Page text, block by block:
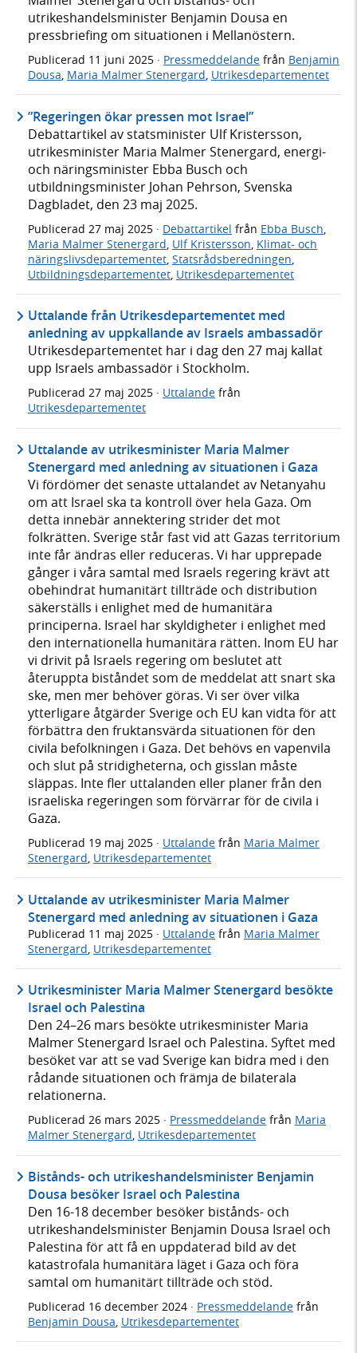
utrikeshandelsminister Benjamin Dousa en
pressbriefing om situationen i Mellanöstern.
Publicerad 11 juni 2025 · Pressmeddelande från Benjamin
Dousa, Maria Malmer Stenergard, Utrikesdepartementet
”Regeringen ökar pressen mot Israel”
Debattartikel av statsminister Ulf Kristersson,
utrikesminister Maria Malmer Stenergard, energi-
och näringsminister Ebba Busch och
utbildningsminister Johan Pehrson, Svenska
Dagbladet, den 23 maj 2025.
Publicerad 27 maj 2025 · Debattartikel från Ebba Busch
Maria Malmer Stenergard Ulf Kristersson Klimat- och
näringslivsdepartementet Statsrådsberedningen
Utbildningsdepartementet Utrikesdepartementet
Uttalande från Utrikesdepartementet med
anledning av uppkallande av Israels ambassadör
Utrikesdepartementet har i dag den 27 maj kallat
upp Israels ambassadör i Stockholm.
Publicerad 27 maj 2025 · Uttalande från
Utrikesdepartementet
Uttalande av utrikesminister Maria Malmer
Stenergard med anledning av situationen i Gaza
Vi fördömer det senaste uttalandet av Netanyahu
om att Israel ska ta kontroll över hela Gaza. Om
detta innebär annektering strider det mot
folkrätten. Sverige står fast vid att Gazas territorium
inte får ändras eller reduceras. Vi har upprepade
gånger i våra samtal med Israels regering krävt att
obehindrat humanitärt tillträde och distribution
säkerställs i enlighet med de humanitära
principerna. Israel har skyldigheter i enlighet med
den internationella humanitära rätten. Inom EU har
vi drivit på Israels regering om beslutet att
återuppta biståndet som de meddelat att snart ska
ske, men mer behöver göras. Vi ser över vilka
ytterligare åtgärder Sverige och EU kan vidta för att
förbättra den fruktansvärda situationen för den
civila befolkningen i Gaza. Det behövs en vapenvila
och slut på stridigheterna, och gisslan måste
släppas. Inte fler uttalanden eller planer från den
israeliska regeringen som förvärrar för de civila i
Gaza.
Publicerad 19 maj 2025 · Uttalande från Maria Malmer
Stenergard, Utrikesdepartementet
Uttalande av utrikesminister Maria Malmer
Stenergard med anledning av situationen i Gaza
Publicerad 11 maj 2025 · Uttalande från Maria Malmer
Stenergard Utrikesdepartementet
Utrikesminister Maria Malmer Stenergard besökte
Israel och Palestina
Den 24–26 mars besökte utrikesminister Maria
Malmer Stenergard Israel och Palestina. Syftet med
besöket var att se vad Sverige kan bidra med i den
rådande situationen och främja de bilaterala
relationerna.
Publicerad 26 mars 2025 · Pressmeddelande från Maria
Malmer Stenergard, Utrikesdepartementet
Bistånds- och utrikeshandelsminister Benjamin
Dousa besöker Israel och Palestina
Den 16-18 december besöker bistånds- och
utrikeshandelsminister Benjamin Dousa Israel och
Palestina för att få en uppdaterad bild av det
katastrofala humanitära läget i Gaza och föra
samtal om humanitärt tillträde och stöd.
Publicerad 16 december 2024 · Pressmeddelande från
Benjamin Dousa, Utrikesdepartementet